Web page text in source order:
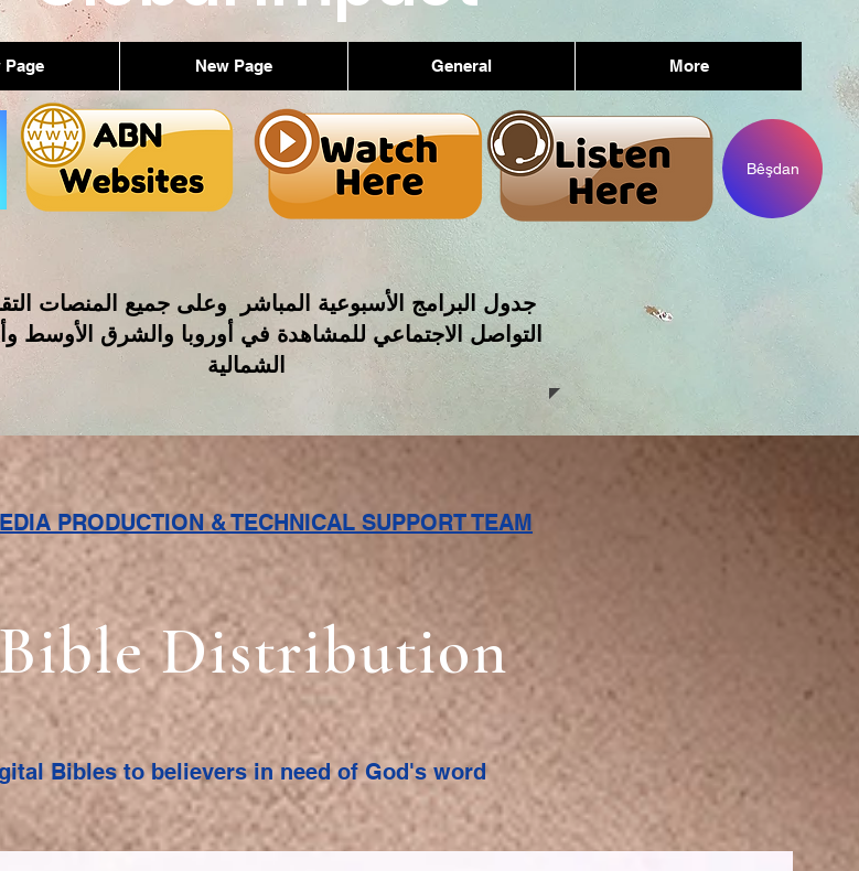
Page New Page General More
Bêşdan
جدول البرامج الأسبوعية المباشر وعلى جميع المنصات
التواصل الاجتماعي للمشاهدة في أوروبا والشرق الأوسط
الشمالية
PRODUCTION & TECHNICAL SUPPORT TEAM
Distribution
Bibles to believers in need of God's word